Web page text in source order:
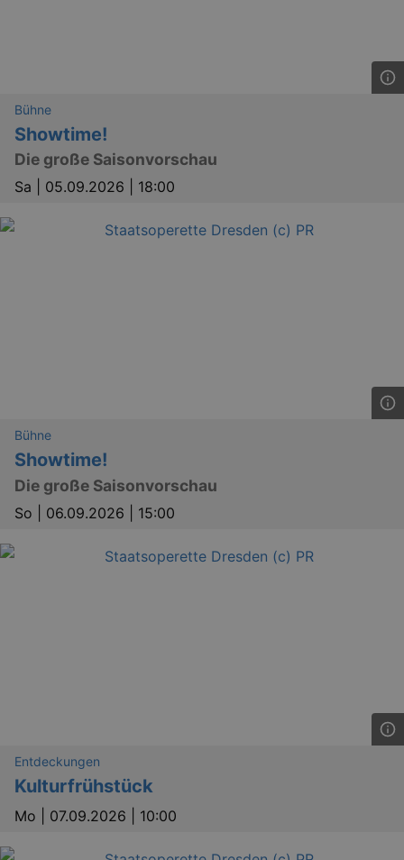
Bühne
Showtime!
Die große Saisonvorschau
Sa | 05.09.2026 | 18:00
Bühne
Showtime!
Die große Saisonvorschau
So | 06.09.2026 | 15:00
Entdeckungen
Kulturfrühstück
Mo | 07.09.2026 | 10:00